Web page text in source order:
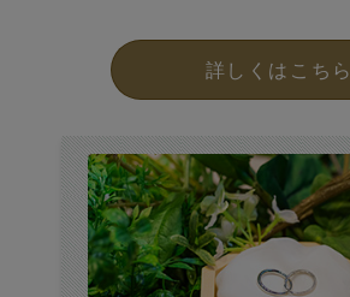
詳しくはこちら